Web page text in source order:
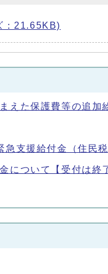
：21.65KB)
えた保護費等の追加
支援給付金（住民
について【受付は終